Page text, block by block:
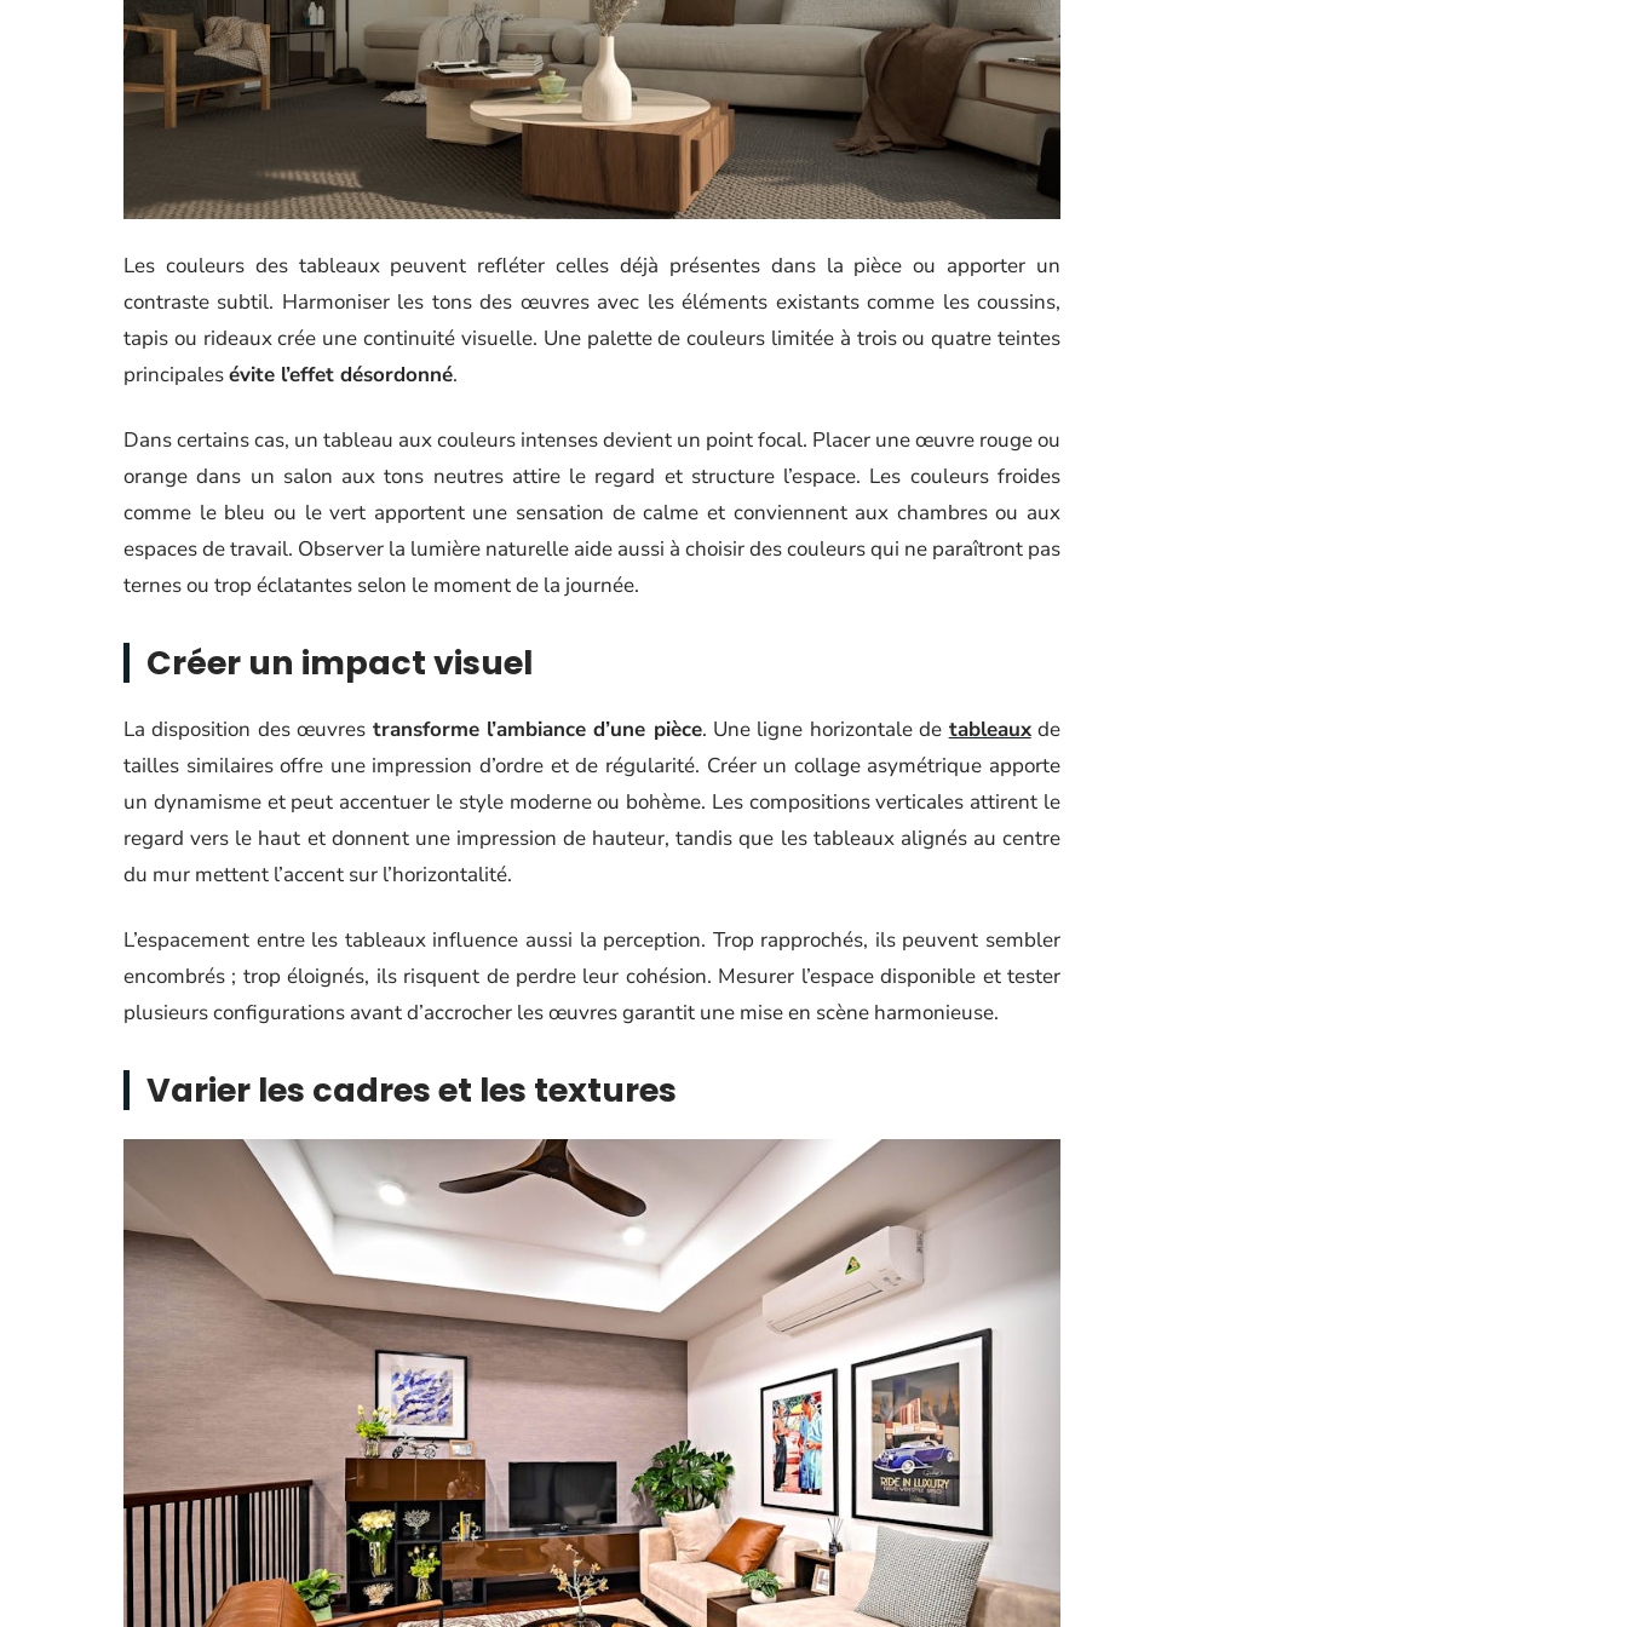
Les couleurs des tableaux peuvent refléter celles déjà présentes dans la pièce ou apporter un
contraste subtil. Harmoniser les tons des œuvres avec les éléments existants comme les coussins,
tapis ou rideaux crée une continuité visuelle. Une palette de couleurs limitée à trois ou quatre teintes
principalesévite l’effet désordonné.
Dans certains cas, un tableau aux couleurs intenses devient un point focal. Placer une œuvre rouge ou
orange dans un salon aux tons neutres attire le regard et structure l’espace. Les couleurs froides
comme le bleu ou le vert apportent une sensation de calme et conviennent aux chambres ou aux
espaces de travail. Observer la lumière naturelle aide aussi à choisir des couleurs qui ne paraîtront pas
ternes ou trop éclatantes selon le moment de la journée.
Créer un impact visuel
La disposition des œuvres transforme l’ambiance d’une pièce. Une ligne horizontale de tableauxde
tailles similaires offre une impression d’ordre et de régularité. Créer un collage asymétrique apporte
un dynamisme et peut accentuer le style moderne ou bohème. Les compositions verticales attirent le
regard vers le haut et donnent une impression de hauteur, tandis que les tableaux alignés au centre
du mur mettent l’accent sur l’horizontalité.
L’espacement entre les tableaux influence aussi la perception. Trop rapprochés, ils peuvent sembler
encombrés ; trop éloignés, ils risquent de perdre leur cohésion. Mesurer l’espace disponible et tester
plusieurs configurations avant d’accrocher les œuvres garantit une mise en scène harmonieuse.
Varier les cadres et les textures